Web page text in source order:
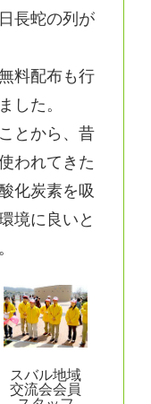
長蛇の列が
料配布も行
した。
とから、昔
われてきた
化炭素を吸
境に良いと
スバル地域
交流会会員